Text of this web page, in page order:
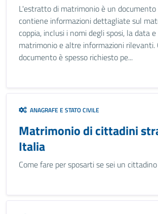
L'estratto di matrimonio è un
contiene informazioni dettagliate sul
coppia, inclusi i nomi degli sposi, la data
matrimonio e altre informazioni rilevanti.
documento è spesso richiesto pe...
ANAGRAFE E STATO CIVILE
Matrimonio di cittadini
Italia
Come fare per sposarti se sei un